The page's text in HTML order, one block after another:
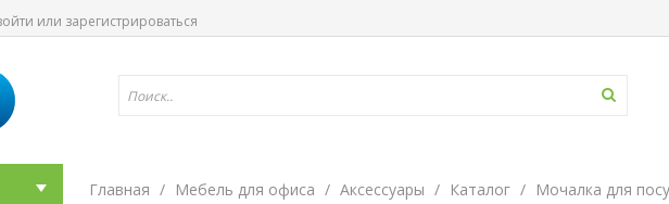
или зарегистрироваться
Главная Мебель для офиса Аксессуары Каталог Мочалка для